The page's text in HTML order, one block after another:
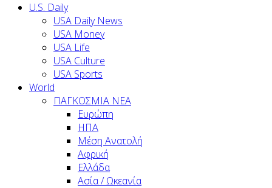
U.S. Daily
USA Daily News
USA Money
USA Life
USA Culture
USA Sports
World
ΠΑΓΚΟΣΜΙΑ ΝΕΑ
Ευρώπη
ΗΠΑ
Μέση Ανατολή
Αφρική
Ελλάδα
Ασία / Ωκεανία